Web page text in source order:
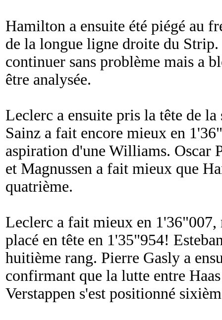
Hamilton a ensuite été piégé au
de la longue ligne droite du
continuer sans problème mais a
être analysée.
Leclerc a ensuite pris la tête de
Sainz a fait encore mieux en
aspiration d'une Williams. Oscar
et Magnussen a fait mieux que
quatrième.
Leclerc a fait mieux en 1'36"007,
placé en tête en 1'35"954!
huitième rang. Pierre Gasly a
confirmant que la lutte entre
Verstappen s'est positionné